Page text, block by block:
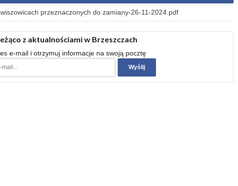
przeznaczonych do zamiany-26-11-2024.pdf
z aktualnościami w Brzeszczach
e-mail i otrzymuj informacje na swoją pocztę